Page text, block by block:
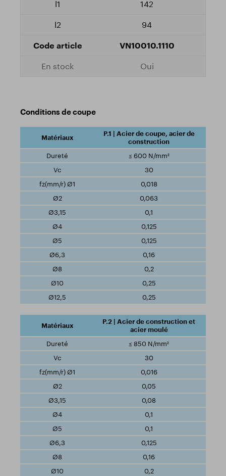
142
94
VN10010.1110
Oui
Conditions de coupe
P.1 | Acier de coupe, acier de
construction
≤ 600 N/mm²
30
0,018
0,063
0,1
0,125
0,125
0,16
0,2
0,25
0,25
P.2 | Acier de construction et
acier moulé
≤ 850 N/mm²
30
0,016
0,05
0,08
0,1
0,1
0,125
0,16
0,2